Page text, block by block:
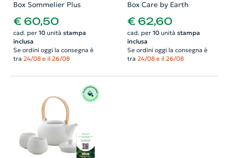
Box Sommelier Plus
€ 60,50
cad. per 10unità stampa
inclusa
Se ordini oggi la consegna è
tra 24/08 e il 26/08
Box Care by Earth
€ 62,60
cad. per 10unità stampa
inclusa
Se ordini oggi la consegna è
tra 24/08 e il 26/08